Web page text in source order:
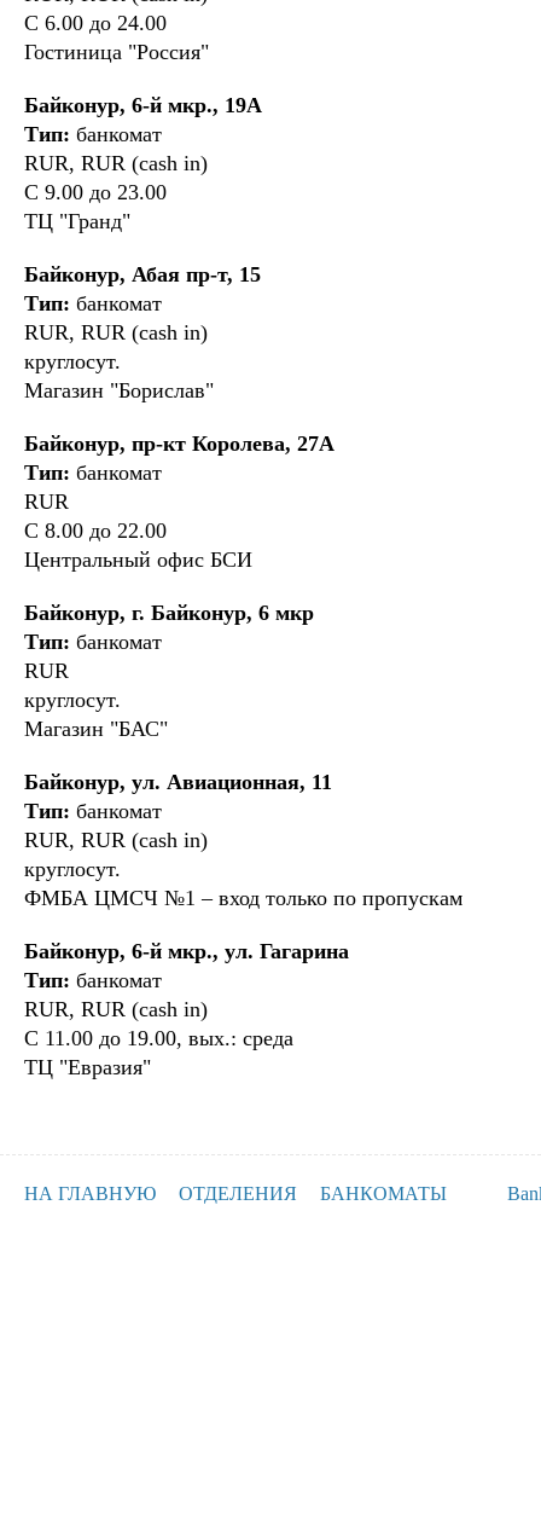
С 6.00 до 24.00
Гостиница "Россия"
Байконур, 6-й мкр., 19А
Тип: банкомат
RUR, RUR (cash in)
С 9.00 до 23.00
ТЦ "Гранд"
Байконур, Абая пр-т, 15
Тип: банкомат
RUR, RUR (cash in)
круглосут.
Магазин "Борислав"
Байконур, пр-кт Королева, 27А
Тип: банкомат
RUR
С 8.00 до 22.00
Центральный офис БСИ
Байконур, г. Байконур, 6 мкр
Тип: банкомат
RUR
круглосут.
Магазин "БАС"
Байконур, ул. Авиационная, 11
Тип: банкомат
RUR, RUR (cash in)
круглосут.
ФМБА ЦМСЧ №1 – вход только по пропускам
Байконур, 6-й мкр., ул. Гагарина
Тип: банкомат
RUR, RUR (cash in)
С 11.00 до 19.00, вых.: среда
ТЦ "Евразия"
НА ГЛАВНУЮ ОТДЕЛЕНИЯ БАНКОМАТЫ